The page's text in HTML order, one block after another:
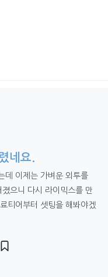
네요.
데 이제는 가벼운 외투를
으니 다시 라이믹스를 만
티어부터 셋팅을 해봐야겠